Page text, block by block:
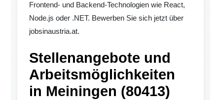
Frontend- und Backend-Technologien wie React,
Node.js oder .NET. Bewerben Sie sich jetzt über
jobsinaustria.at.
Stellenangebote und
Arbeitsmöglichkeiten
in Meiningen (80413)